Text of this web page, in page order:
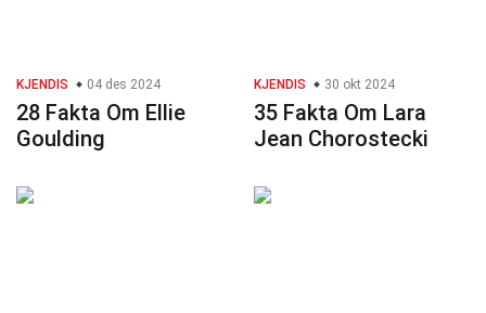
KJENDIS 04 des 2024
28 Fakta Om Ellie
Goulding
KJENDIS 30 okt 2024
35 Fakta Om Lara
Jean Chorostecki